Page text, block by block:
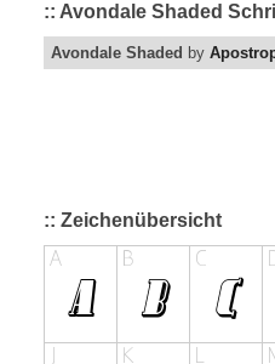
:: Avondale Shaded
Avondale Shaded by
:: Zeichenübersicht